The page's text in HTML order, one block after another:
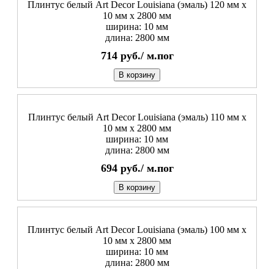
Плинтус белый Art Decor Louisiana (эмаль) 120 мм х
10 мм х 2800 мм
ширина: 10 мм
длина: 2800 мм
714 руб./ м.пог
В корзину
Плинтус белый Art Decor Louisiana (эмаль) 110 мм х
10 мм х 2800 мм
ширина: 10 мм
длина: 2800 мм
694 руб./ м.пог
В корзину
Плинтус белый Art Decor Louisiana (эмаль) 100 мм х
10 мм х 2800 мм
ширина: 10 мм
длина: 2800 мм